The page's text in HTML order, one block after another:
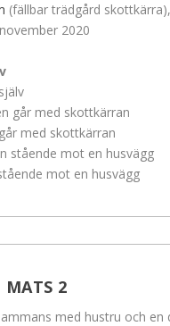
(fällbar trädgård
2020
med skottkärran
mot en husvägg
MATS 2
med hustru och en